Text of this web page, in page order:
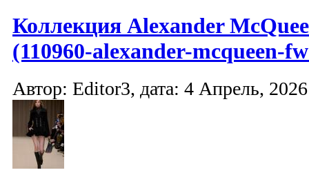
Коллекция Alexander
(110960-alexander-mcqueen-
Автор: Editor3, дата: 4 Апрель,